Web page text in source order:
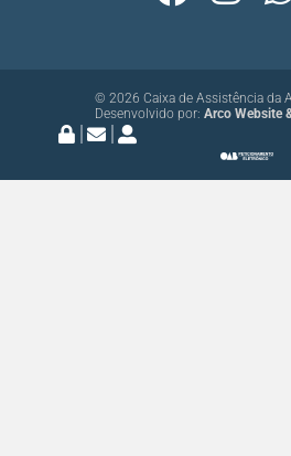
© 2026 Caixa de Assistência da
Desenvolvido por: Arco Website